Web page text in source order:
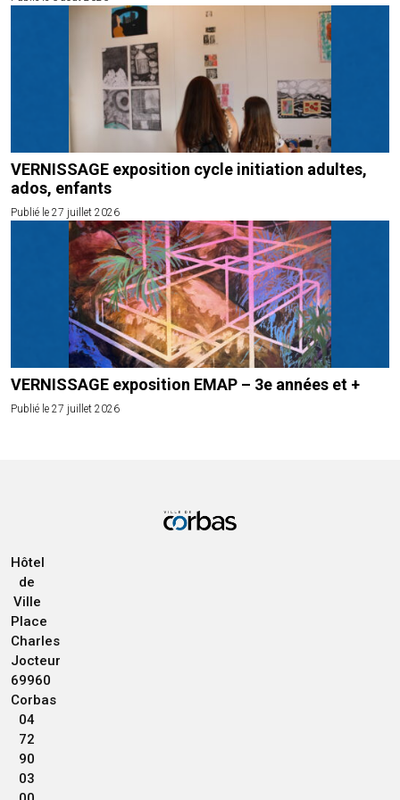
VERNISSAGE exposition cycle initiation adultes,
ados, enfants
Publié le 27 juillet 2026
VERNISSAGE exposition EMAP – 3e années et +
Publié le 27 juillet 2026
Hôtel
de
Ville
Place
Charles
Jocteur
69960
Corbas
04
72
90
03